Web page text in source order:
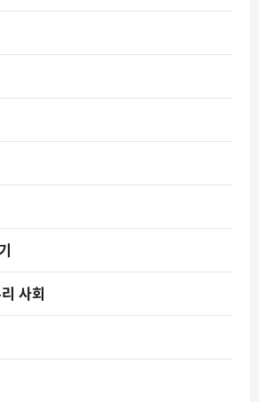
사회